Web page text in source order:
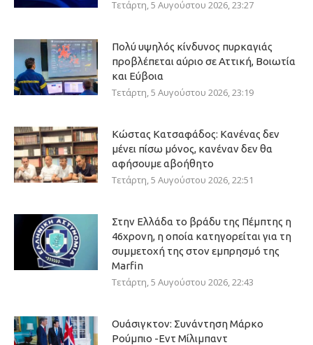
Τετάρτη, 5 Αυγούστου 2026, 23:27
Πολύ υψηλός κίνδυνος πυρκαγιάς
προβλέπεται αύριο σε Αττική, Βοιωτία
και Εύβοια
Τετάρτη, 5 Αυγούστου 2026, 23:19
Κώστας Κατσαφάδος: Κανένας δεν
μένει πίσω μόνος, κανέναν δεν θα
αφήσουμε αβοήθητο
Τετάρτη, 5 Αυγούστου 2026, 22:51
Στην Ελλάδα το βράδυ της Πέμπτης η
46χρονη, η οποία κατηγορείται για τη
συμμετοχή της στον εμπρησμό της
Marfin
Τετάρτη, 5 Αυγούστου 2026, 22:43
Ουάσιγκτον: Συνάντηση Μάρκο
Ρούμπιο -Εντ Μίλιμπαντ